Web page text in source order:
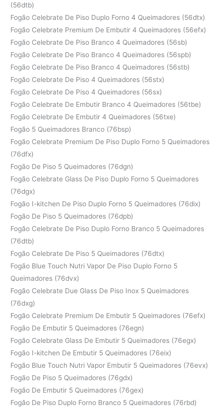
(56dtb)
Fogão Celebrate De Piso Duplo Forno 4 Queimadores (56dtx)
Fogão Celebrate Premium De Embutir 4 Queimadores (56efx)
Fogão Celebrate De Piso Branco 4 Queimadores (56sb)
Fogão Celebrate De Piso Branco 4 Queimadores (56spb)
Fogão Celebrate De Piso Branco 4 Queimadores (56stb)
Fogão Celebrate De Piso 4 Queimadores (56stx)
Fogão Celebrate De Piso 4 Queimadores (56sx)
Fogão Celebrate De Embutir Branco 4 Queimadores (56tbe)
Fogão Celebrate De Embutir 4 Queimadores (56txe)
Fogão 5 Queimadores Branco (76bsp)
Fogão Celebrate Premium De Piso Duplo Forno 5 Queimadores
(76dfx)
Fogão De Piso 5 Queimadores (76dgn)
Fogão Celebrate Glass De Piso Duplo Forno 5 Queimadores
(76dgx)
Fogão I-kitchen De Piso Duplo Forno 5 Queimadores (76dix)
Fogão De Piso 5 Queimadores (76dpb)
Fogão Celebrate De Piso Duplo Forno Branco 5 Queimadores
(76dtb)
Fogão Celebrate De Piso 5 Queimadores (76dtx)
Fogão Blue Touch Nutri Vapor De Piso Duplo Forno 5
Queimadores (76dvx)
Fogão Celebrate Due Glass De Piso Inox 5 Queimadores
(76dxg)
Fogão Celebrate Premium De Embutir 5 Queimadores (76efx)
Fogão De Embutir 5 Queimadores (76egn)
Fogão Celebrate Glass De Embutir 5 Queimadores (76egx)
Fogão I-kitchen De Embutir 5 Queimadores (76eix)
Fogão Blue Touch Nutri Vapor Embutir 5 Queimadores (76evx)
Fogão De Piso 5 Queimadores (76gdx)
Fogão De Embutir 5 Queimadores (76gex)
Fogão De Piso Duplo Forno Branco 5 Queimadores (76rbd)